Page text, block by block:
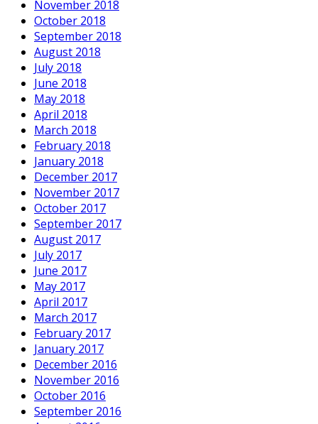
November 2018
October 2018
September 2018
August 2018
July 2018
June 2018
May 2018
April 2018
March 2018
February 2018
January 2018
December 2017
November 2017
October 2017
September 2017
August 2017
July 2017
June 2017
May 2017
April 2017
March 2017
February 2017
January 2017
December 2016
November 2016
October 2016
September 2016